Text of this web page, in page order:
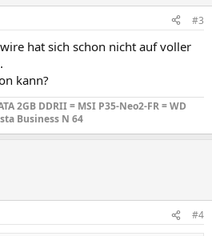
#3
hat sich schon nicht auf voller
kann?
2GB DDRII = MSI P35-Neo2-FR = WD
Business N 64
#4